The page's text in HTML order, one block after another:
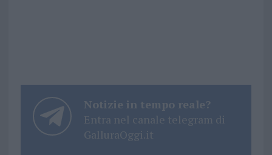
Notizie in tempo reale?
Entra nel canale telegram di
GalluraOggi.it